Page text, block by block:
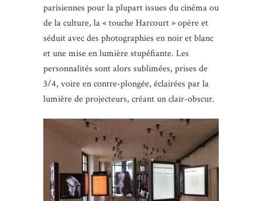
parisiennes pour la plupart issues du cinéma ou
de la culture, la « touche Harcourt » opère et
séduit avec des photographies en noir et blanc
et une mise en lumière stupéfiante. Les
personnalités sont alors sublimées, prises de
3/4, voire en contre-plongée, éclairées par la
lumière de projecteurs, créant un clair-obscur.